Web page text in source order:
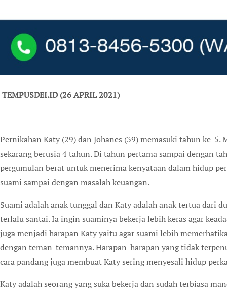
TEMPUSDEI.ID (26 APRIL 2021)
Pernikahan Katy (29) dan Johanes (39) memasuki tahun ke-
sekarang berusia 4 tahun. Di tahun pertama sampai dengan
pergumulan berat untuk menerima kenyataan dalam hidup
suami sampai dengan masalah keuangan.
Suami adalah anak tunggal dan Katy adalah anak tertua dari
terlalu santai. Ia ingin suaminya bekerja lebih keras agar
juga menjadi harapan Katy yaitu agar suami lebih
dengan teman-temannya. Harapan-harapan yang tidak
cara pandang juga membuat Katy sering menyesali hidup
Katy adalah seorang yang suka bekerja dan sudah terbiasa